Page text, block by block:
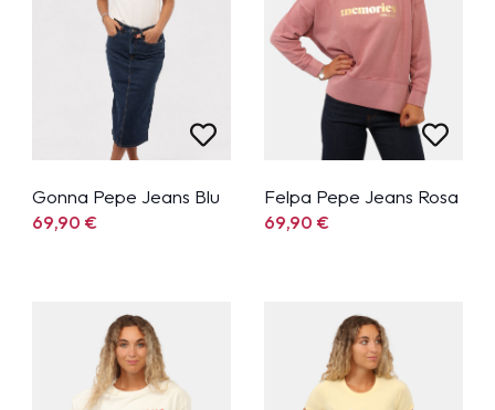
Gonna Pepe Jeans Blu
69,90€
Felpa Pepe Jeans Rosa
69,90€